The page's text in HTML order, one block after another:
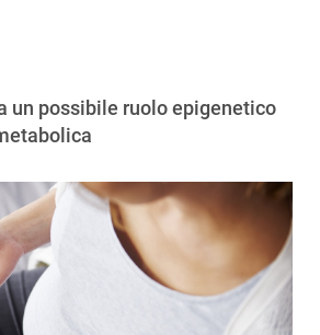
un possibile ruolo epigenetico